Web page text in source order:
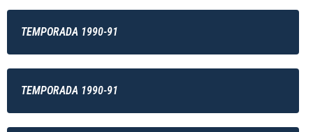
TEMPORADA 1990-91
TEMPORADA 1990-91